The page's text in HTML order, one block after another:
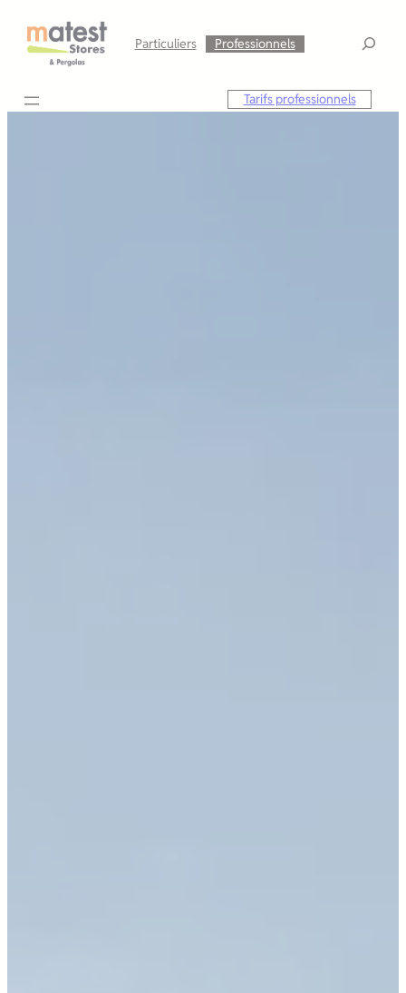
contenu
Particuliers Professionnels
Tarifs professionnels